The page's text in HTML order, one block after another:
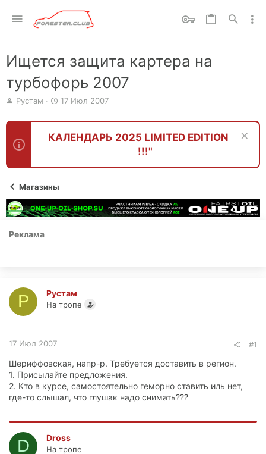
Ищется защита картера на
турбофорь 2007
А
т
р
т
ы
Рустам
Д
т
а
н
17 Июл 2007
КАЛЕНДАРЬ 2025 LIMITED EDITION
!!!"
Магазины
Реклама
Р Рустам
На тропе
17 Июл 2007 #1
Шериффовская, напр-р. Требуется доставить в регион.
1. Присылайте предложения.
2. Кто в курсе, самостоятельно геморно ставить иль нет,
где-то слышал, что глушак надо снимать???
D Dross
На тропе